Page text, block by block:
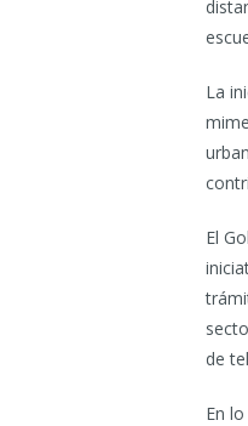
La
El
de
En